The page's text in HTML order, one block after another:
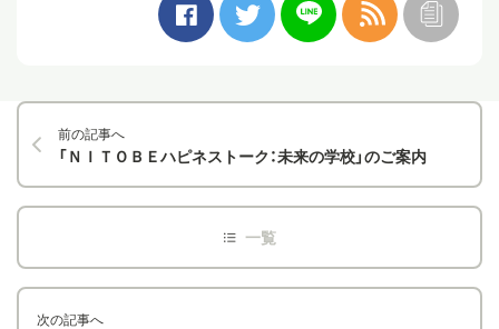
前の記事へ
「ＮＩＴＯＢＥハピネストーク：未来の学校」のご案内
次の記事へ